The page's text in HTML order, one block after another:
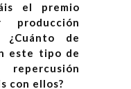
el premio
de
este tipo de
con ellos?